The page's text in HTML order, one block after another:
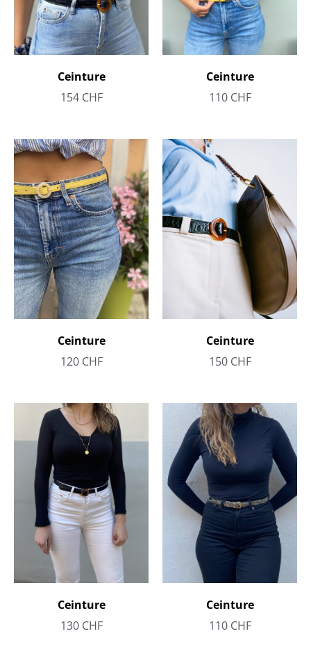
Ceinture
154 CHF
Ceinture
110 CHF
Ceinture
120 CHF
Ceinture
150 CHF
Ceinture
130 CHF
Ceinture
110 CHF